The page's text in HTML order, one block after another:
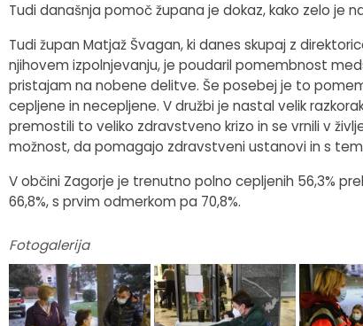
Tudi današnja pomoč župana je dokaz, kako zelo je
Tudi župan Matjaž Švagan, ki danes skupaj z
njihovem izpolnjevanju, je poudaril pomembnost
pristajam na nobene delitve. Še posebej je to
cepljene in necepljene. V družbi je nastal velik
premostili to veliko zdravstveno krizo in se vrnili v
možnost, da pomagajo zdravstveni ustanovi in s
V občini Zagorje je trenutno polno cepljenih 56,3%
66,8%, s prvim odmerkom pa 70,8%.
Fotogalerija
Katalog informacij javnega značaja